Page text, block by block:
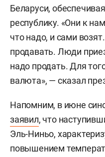
Беларуси,
республику. «Они к
что надо, и сами
продавать. Люди
надо продать. Для
валюта», — сказал
Напомним, в июне
заявил, что
Эль-Ниньо,
повышением